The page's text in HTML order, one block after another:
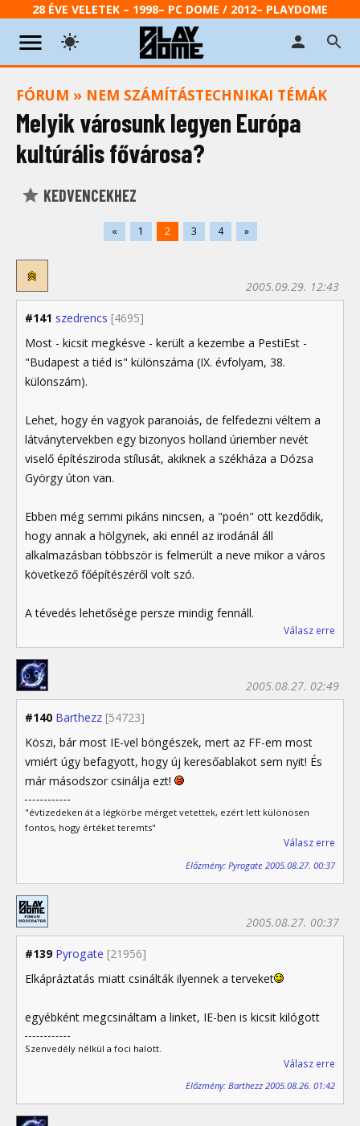
28 ÉVE VELETEK – 1998– PC DOME / 2012– PLAYDOME
FÓRUM » NEM SZÁMÍTÁSTECHNIKAI TÉMÁK
Melyik városunk legyen Európa
kultúrális fővárosa?
KEDVENCEKHEZ
« 1 2 3 4 »
#141 szedrencs [4695]
2005.09.29. 12:43
Most - kicsit megkésve - került a kezembe a PestiEst -
"Budapest a tiéd is" különszáma (IX. évfolyam, 38.
különszám).
Lehet, hogy én vagyok paranoiás, de felfedezni véltem a
látványtervekben egy bizonyos holland úriember nevét
viselő építésziroda stílusát, akiknek a székháza a Dózsa
György úton van.
Ebben még semmi pikáns nincsen, a "poén" ott kezdődik,
hogy annak a hölgynek, aki ennél az irodánál áll
alkalmazásban többször is felmerült a neve mikor a város
következő főépítészéről volt szó.
A tévedés lehetősége persze mindig fennáll.
Válasz erre
#140 Barthezz [54723]
2005.08.27. 02:49
Köszi, bár most IE-vel böngészek, mert az FF-em most
vmiért úgy befagyott, hogy új keresőablakot sem nyit! És
már másodszor csinálja ezt!
"évtizedeken át a légkörbe mérget vetettek, ezért lett különösen
fontos, hogy értéket teremts"
Válasz erre
Előzmény: Pyrogate 2005.08.27. 00:37
#139 Pyrogate [21956]
2005.08.27. 00:37
Elkápráztatás miatt csinálták ilyennek a terveket
egyébként megcsináltam a linket, IE-ben is kicsit kilógott
Szenvedély nélkül a foci halott.
Válasz erre
Előzmény: Barthezz 2005.08.26. 01:42